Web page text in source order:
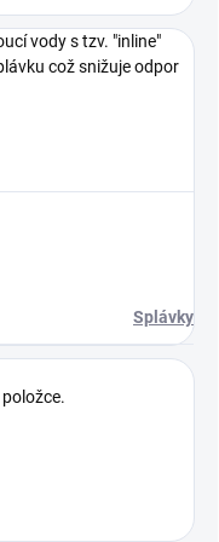
vody s tzv. "inline"
což snižuje odpor
Splávky